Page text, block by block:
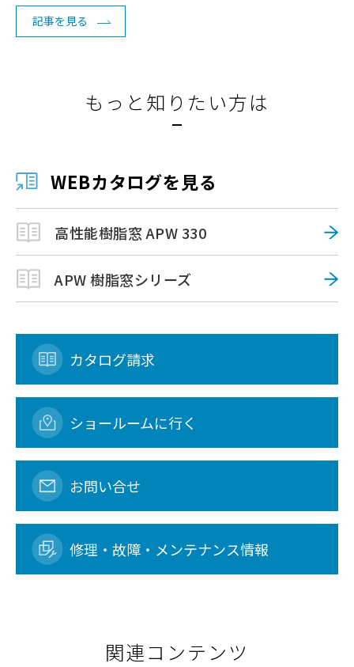
記事を見る
もっと知りたい方は
WEBカタログを見る
高性能樹脂窓 APW 330
APW 樹脂窓シリーズ
カタログ請求
ショールームに行く
お問い合せ
修理・故障・メンテナンス情報
関連コンテンツ